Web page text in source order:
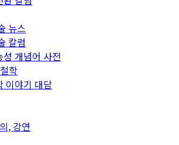
뉴스
칼럼
성 개념어 사전
학
이야기 대담
, 강연